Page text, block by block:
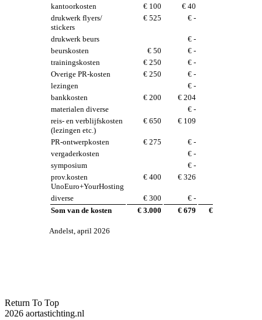
kantoorkosten
€ 100 € 40
drukwerk flyers/
stickers
€ 525 € -
drukwerk beurs
€ -
beurskosten
€ 50
€ -
trainingskosten
€ 250
€ -
Overige PR-kosten
€ 250 € -
lezingen
€ -
bankkosten
€ 200 € 204
materialen diverse
€ -
reis- en verblijfskosten
(lezingen etc.)
€ 650 € 109
PR-ontwerpkosten € 275
€ -
vergaderkosten
€ -
symposium
€ -
prov.kosten
UnoEuro+YourHosting
€ 400 € 326
diverse € 300 € -
Som van de kosten
€ 3.000 € 679 € 2.000
Andelst, april 2026
Return To Top
2026 aortastichting.nl